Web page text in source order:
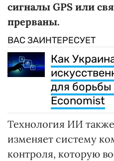
сигналы GPS или
прерваны.
ВАС ЗАИНТЕРЕСУЕТ
Как
для
Economist
Технология ИИ
изменяет систему
контроля, которую